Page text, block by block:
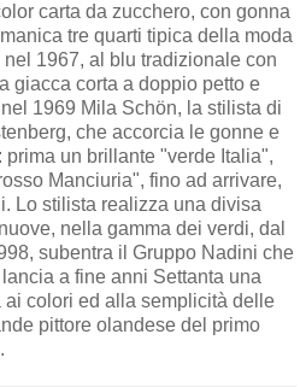
carta da zucchero, con gonna
tre quarti tipica della moda
1967, al blu tradizionale con
giacca corta a doppio petto e
1969 Mila Schön, la stilista di
che accorcia le gonne e
un brillante "verde Italia",
Manciuria", fino ad arrivare,
Lo stilista realizza una divisa
nella gamma dei verdi, dal
subentra il Gruppo Nadini che
a fine anni Settanta una
ai colori ed alla semplicità delle
pittore olandese del primo